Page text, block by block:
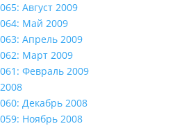
065: Август 2009
064: Май 2009
063: Апрель 2009
062: Март 2009
061: Февраль 2009
2008
060: Декабрь 2008
059: Ноябрь 2008